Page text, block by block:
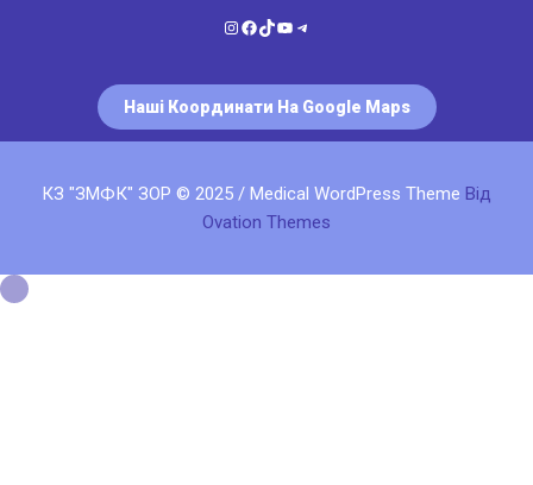
Instagram
Facebook
TikTok
YouTube
Telegram
Наші Координати На Google Maps
КЗ "ЗМФК" ЗОР © 2025 / Medical WordPress Theme Від
Ovation Themes